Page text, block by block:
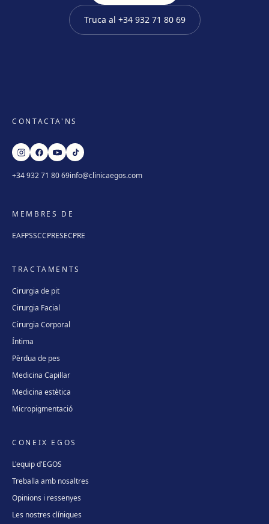
Truca al +34 932 71 80 69
CONTACTA'NS
+34 932 71 80 69info@clinicaegos.com
MEMBRES DE
EAFPSSCCPRESECPRE
TRACTAMENTS
Cirurgia de pit
Cirurgia Facial
Cirurgia Corporal
Íntima
Pèrdua de pes
Medicina Capil·lar
Medicina estètica
Micropigmentació
CONEIX EGOS
L'equip d'EGOS
Treballa amb nosaltres
Opinions i ressenyes
Les nostres clíniques